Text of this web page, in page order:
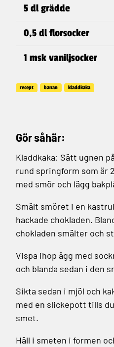
5 dl grädde
0,5 dl florsocker
1 msk vaniljsocker
recept banan kladdkaka
Gör såhär:
Kladdkaka: Sätt ugnen
rund springform som är
med smör och lägg
Smält smöret i en
hackade chokladen.
chokladen smälter och
Vispa ihop ägg med
och blanda sedan i den
Sikta sedan i mjöl och
med en slickepott tills
smet.
Häll i smeten i formen